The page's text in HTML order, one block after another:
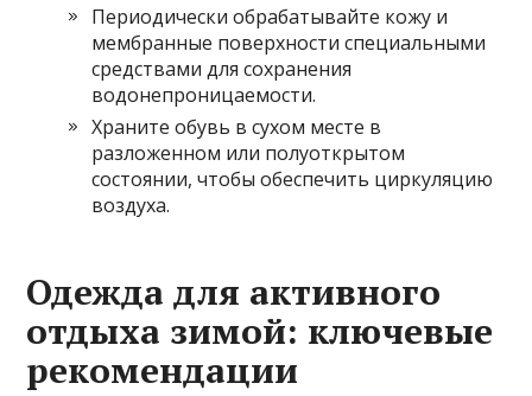
Периодически обрабатывайте кожу и
мембранные поверхности специальными
средствами для сохранения
водонепроницаемости.
Храните обувь в сухом месте в
разложенном или полуоткрытом
состоянии, чтобы обеспечить циркуляцию
воздуха.
Одежда для активного
отдыха зимой: ключевые
рекомендации